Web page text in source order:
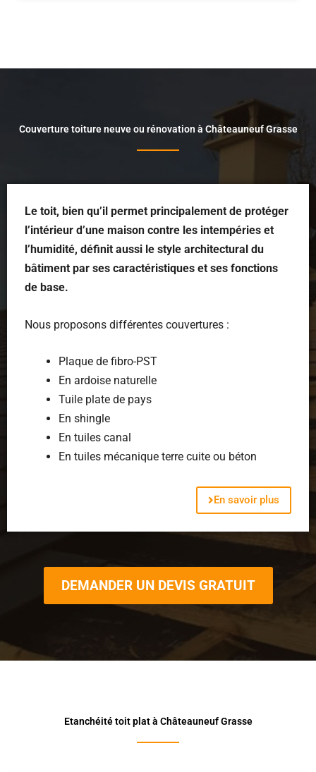
Couverture toiture neuve ou rénovation à Châteauneuf Grasse
Le toit, bien qu’il permet principalement de protéger
l’intérieur d’une maison contre les intempéries et
l’humidité, définit aussi le style architectural du
bâtiment par ses caractéristiques et ses fonctions
de base.
Nous proposons différentes couvertures :
Plaque de fibro-PST
En ardoise naturelle
Tuile plate de pays
En shingle
En tuiles canal
En tuiles mécanique terre cuite ou béton
En savoir plus
DEMANDER UN DEVIS GRATUIT
Etanchéité toit plat à Châteauneuf Grasse